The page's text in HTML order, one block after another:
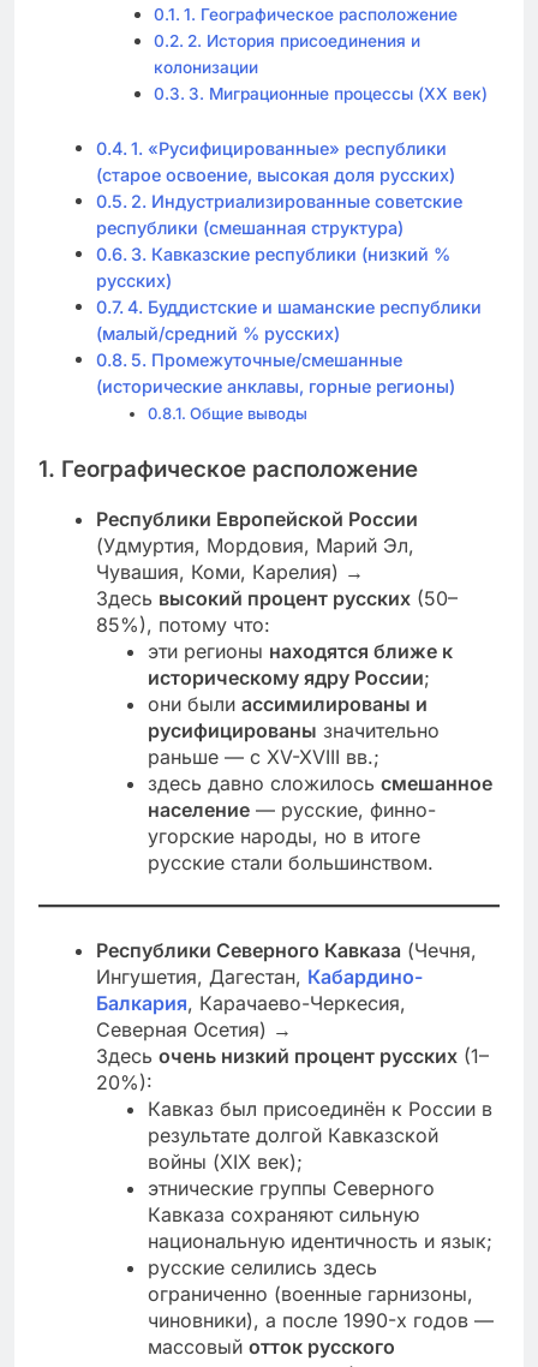
1. Географическое расположение
2. История присоединения и
колонизации
3. Миграционные процессы (XX век)
1. «Русифицированные» республики
(старое освоение, высокая доля русских)
2. Индустриализированные советские
республики (смешанная структура)
3. Кавказские республики (низкий %
русских)
4. Буддистские и шаманские республики
(малый/средний % русских)
5. Промежуточные/смешанные
(исторические анклавы, горные регионы)
Общие выводы
1. Географическое расположение
Республики Европейской России
(Удмуртия, Мордовия, Марий Эл,
Чувашия, Коми, Карелия) →
Здесь высокий процент русских (50–
85%), потому что:
эти регионы находятся ближе к
историческому ядру России;
они былиассимилированы и
русифицированы значительно
раньше — с XV-XVIII вв.;
здесь давно сложилосьсмешанное
население — русские, финно-
угорские народы, но в итоге
русские стали большинством.
Республики Северного Кавказа (Чечня,
Ингушетия, Дагестан, Кабардино-
Балкария, Карачаево-Черкесия,
Северная Осетия) →
Здесь очень низкий процент русских (1–
20%):
Кавказ был присоединён к России в
результате долгой Кавказской
войны (XIX век);
этнические группы Северного
Кавказа сохраняют сильную
национальную идентичность и язык;
русские селились здесь
ограниченно (военные гарнизоны,
чиновники), а после 1990-х годов —
массовыйотток русского